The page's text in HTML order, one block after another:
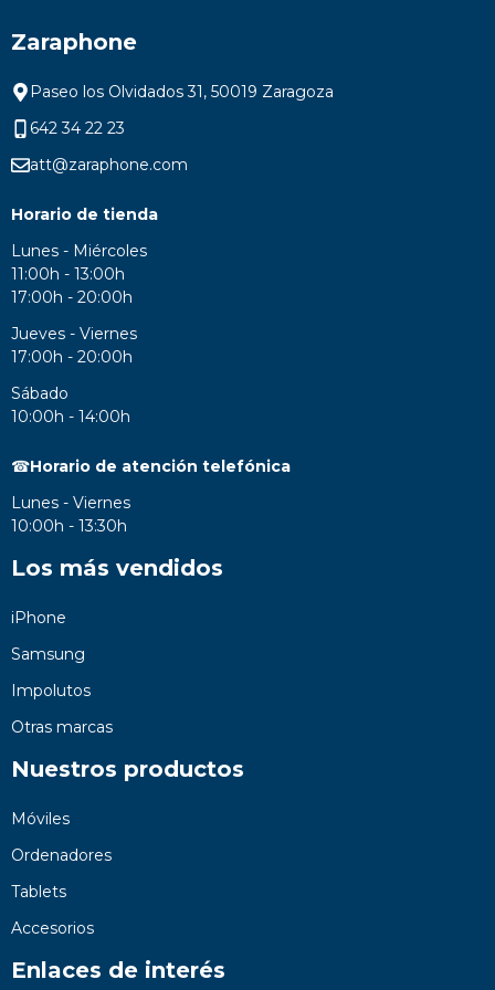
Zaraphone
Paseo los Olvidados 31, 50019 Zaragoza
642 34 22 23
att@zaraphone.com
Horario de tienda
Lunes - Miércoles
11:00h - 13:00h
17:00h - 20:00h
Jueves - Viernes
17:00h - 20:00h
Sábado
10:00h - 14:00h
☎Horario de atención telefónica
Lunes - Viernes
10:00h - 13:30h
Los más vendidos
iPhone
Samsung
Impolutos
Otras marcas
Nuestros productos
Móviles
Ordenadores
Tablets
Accesorios
Enlaces de interés